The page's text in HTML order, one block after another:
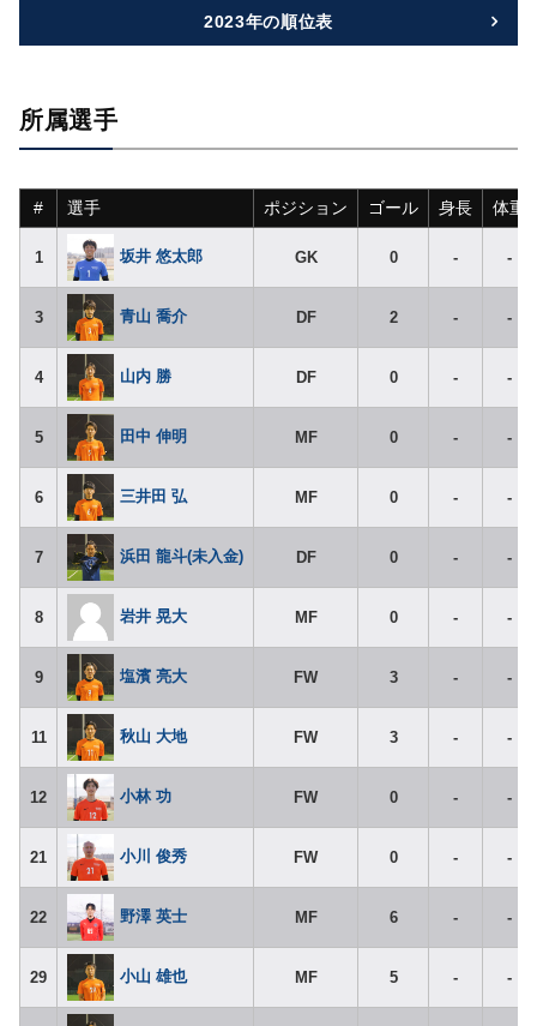
2023年の順位表
所属選手
# 選手 ポジション ゴール 身長 体重
1 坂井 悠太郎 GK 0 - -
3 青山 喬介 DF 2 - -
4 山内 勝 DF 0 - -
5 田中 伸明 MF 0 - -
6 三井田 弘 MF 0 - -
7 浜田 龍斗(未入金) DF 0 - -
8 岩井 晃大 MF 0 - -
9 塩濱 亮大 FW 3 - -
11 秋山 大地 FW 3 - -
12 小林 功 FW 0 - -
21 小川 俊秀 FW 0 - -
22 野澤 英士 MF 6 - -
29 小山 雄也 MF 5 - -